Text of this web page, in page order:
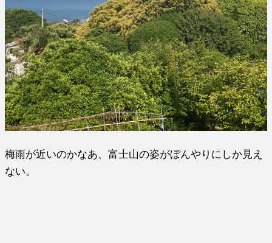
梅雨が近いのかなあ、富士山の姿がぼんやりにしか見え
ない。